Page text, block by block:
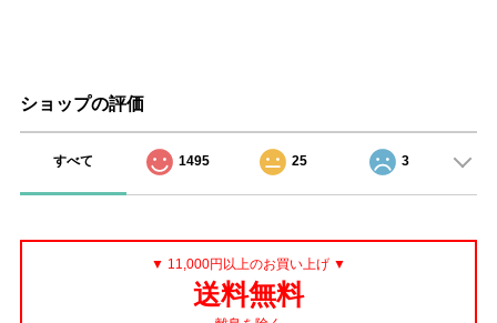
ショップの評価
すべて 1495 25 3
▼ 11,000円以上のお買い上げ ▼
送料無料